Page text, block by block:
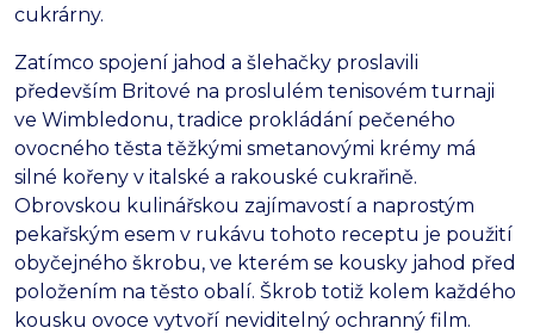
cukrárny.
Zatímco spojení jahod a šlehačky proslavili
především Britové na proslulém tenisovém turnaji
ve Wimbledonu, tradice prokládání pečeného
ovocného těsta těžkými smetanovými krémy má
silné kořeny v italské a rakouské cukrařině.
Obrovskou kulinářskou zajímavostí a naprostým
pekařským esem v rukávu tohoto receptu je použití
obyčejného škrobu, ve kterém se kousky jahod před
položením na těsto obalí. Škrob totiž kolem každého
kousku ovoce vytvoří neviditelný ochranný film.